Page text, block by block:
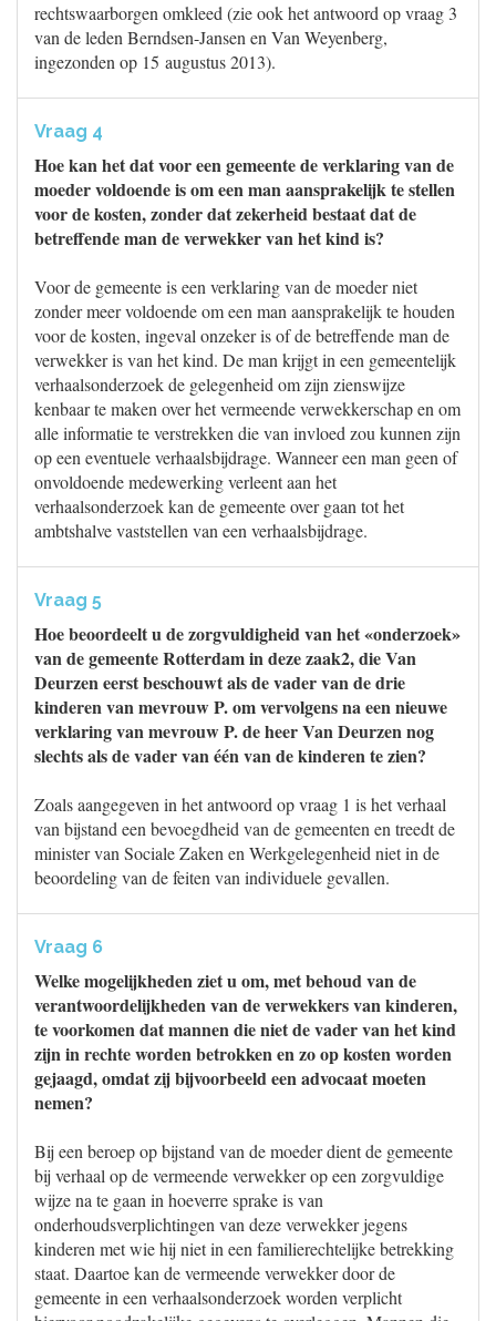
rechtswaarborgen omkleed (zie ook het antwoord op vraag 3
van de leden Berndsen-Jansen en Van Weyenberg,
ingezonden op 15 augustus 2013).
Vraag 4
Hoe kan het dat voor een gemeente de verklaring van de
moeder voldoende is om een man aansprakelijk te stellen
voor de kosten, zonder dat zekerheid bestaat dat de
betreffende man de verwekker van het kind is?
Voor de gemeente is een verklaring van de moeder niet
zonder meer voldoende om een man aansprakelijk te houden
voor de kosten, ingeval onzeker is of de betreffende man de
verwekker is van het kind. De man krijgt in een gemeentelijk
verhaalsonderzoek de gelegenheid om zijn zienswijze
kenbaar te maken over het vermeende verwekkerschap en om
alle informatie te verstrekken die van invloed zou kunnen zijn
op een eventuele verhaalsbijdrage. Wanneer een man geen of
onvoldoende medewerking verleent aan het
verhaalsonderzoek kan de gemeente over gaan tot het
ambtshalve vaststellen van een verhaalsbijdrage.
Vraag 5
Hoe beoordeelt u de zorgvuldigheid van het «onderzoek»
van de gemeente Rotterdam in deze zaak2, die Van
Deurzen eerst beschouwt als de vader van de drie
kinderen van mevrouw P. om vervolgens na een nieuwe
verklaring van mevrouw P. de heer Van Deurzen nog
slechts als de vader van één van de kinderen te zien?
Zoals aangegeven in het antwoord op vraag 1 is het verhaal
van bijstand een bevoegdheid van de gemeenten en treedt de
minister van Sociale Zaken en Werkgelegenheid niet in de
beoordeling van de feiten van individuele gevallen.
Vraag 6
Welke mogelijkheden ziet u om, met behoud van de
verantwoordelijkheden van de verwekkers van kinderen,
te voorkomen dat mannen die niet de vader van het kind
zijn in rechte worden betrokken en zo op kosten worden
gejaagd, omdat zij bijvoorbeeld een advocaat moeten
nemen?
Bij een beroep op bijstand van de moeder dient de gemeente
bij verhaal op de vermeende verwekker op een zorgvuldige
wijze na te gaan in hoeverre sprake is van
onderhoudsverplichtingen van deze verwekker jegens
kinderen met wie hij niet in een familierechtelijke betrekking
staat. Daartoe kan de vermeende verwekker door de
gemeente in een verhaalsonderzoek worden verplicht